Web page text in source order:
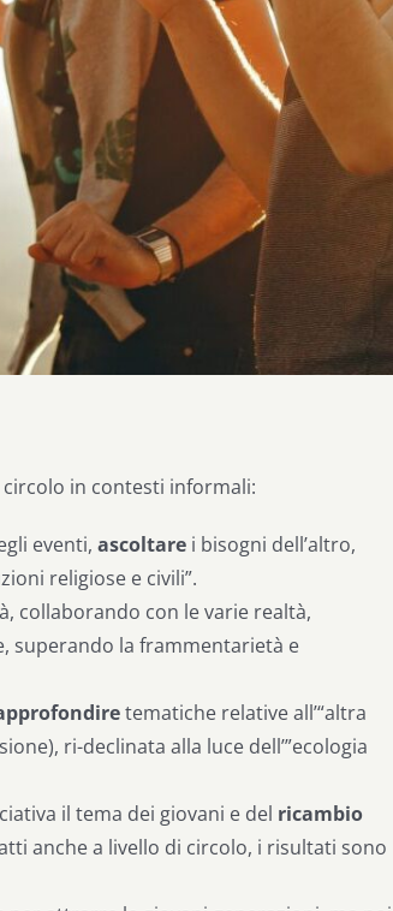
in contesti informali:
eventi, ascoltare i bisogni dell’altro,
religiose e civili”.
collaborando con le varie realtà,
superando la frammentarietà e
tematiche relative all’“altra
ri-declinata alla luce dell’”ecologia
il tema dei giovani e del ricambio
anche a livello di circolo, i risultati sono